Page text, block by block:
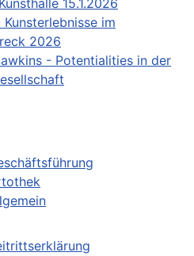
15.1.2026
im
2026
- Potentialities in der